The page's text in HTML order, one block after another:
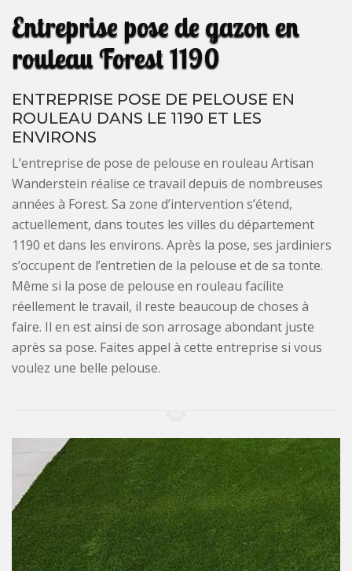
Entreprise pose de gazon en
rouleau Forest 1190
ENTREPRISE POSE DE PELOUSE EN
ROULEAU DANS LE 1190 ET LES
ENVIRONS
L’entreprise de pose de pelouse en rouleau Artisan
Wanderstein réalise ce travail depuis de nombreuses
années à Forest. Sa zone d’intervention s’étend,
actuellement, dans toutes les villes du département
1190 et dans les environs. Après la pose, ses jardiniers
s’occupent de l’entretien de la pelouse et de sa tonte.
Même si la pose de pelouse en rouleau facilite
réellement le travail, il reste beaucoup de choses à
faire. Il en est ainsi de son arrosage abondant juste
après sa pose. Faites appel à cette entreprise si vous
voulez une belle pelouse.